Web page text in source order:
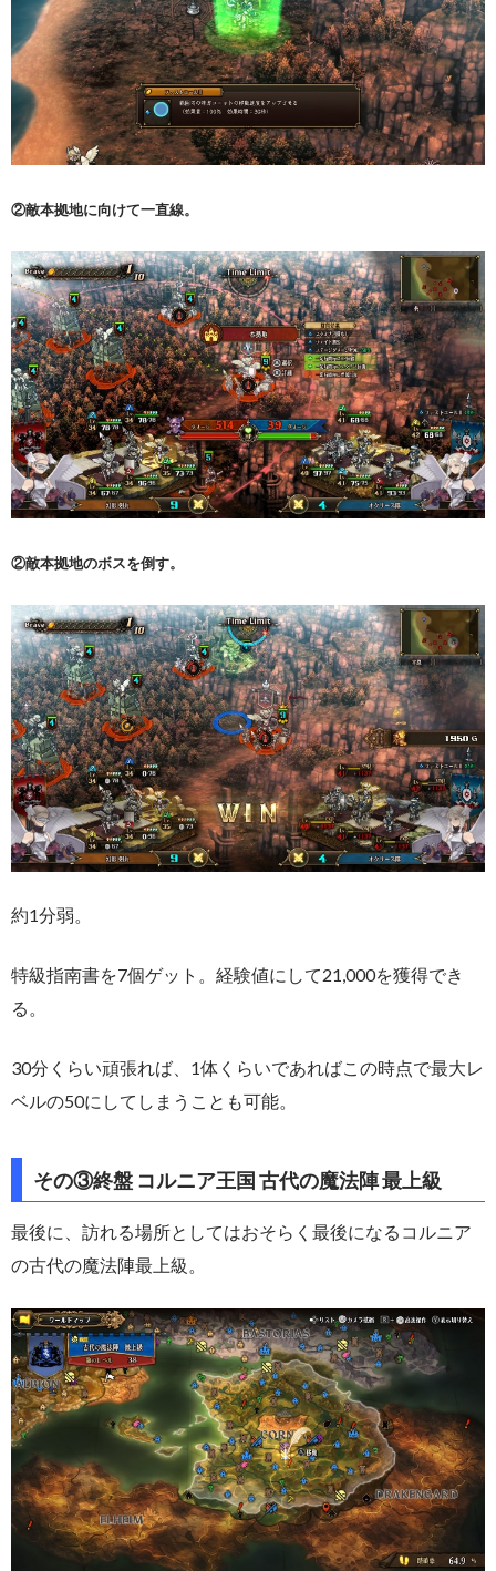
②敵本拠地に向けて一直線。
②敵本拠地のボスを倒す。
約1分弱。
特級指南書を7個ゲット。経験値にして21,000を獲得でき
る。
30分くらい頑張れば、1体くらいであればこの時点で最大レ
ベルの50にしてしまうことも可能。
その③終盤 コルニア王国 古代の魔法陣 最上級
最後に、訪れる場所としてはおそらく最後になるコルニア
の古代の魔法陣最上級。